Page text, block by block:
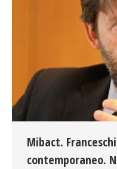
Mibact.
contemporaneo.